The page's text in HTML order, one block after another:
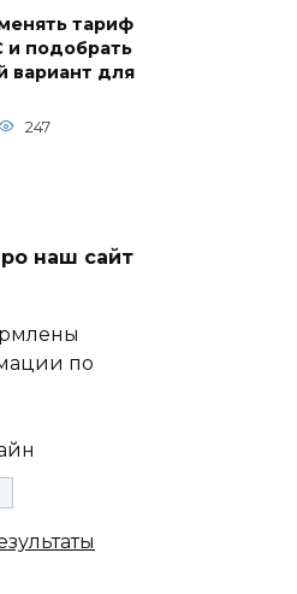
тариф
и подобрать
вариант для
247
наш сайт
по